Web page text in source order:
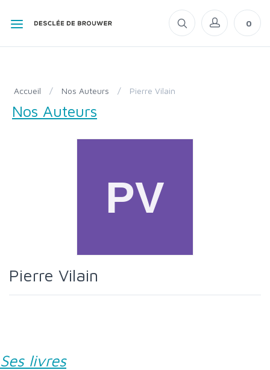
0
Accueil / Nos Auteurs / Pierre Vilain
Nos Auteurs
Pierre Vilain
Ses livres